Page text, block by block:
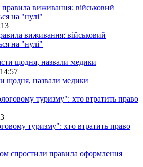
виживання: військовий
на "нулі"
щодня, назвали медики
туризму": хто втратить право